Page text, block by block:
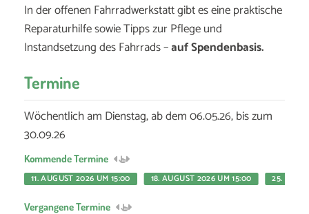
In der offenen Fahrradwerkstatt gibt es eine praktische
Reparaturhilfe sowie Tipps zur Pflege und
Instandsetzung des Fahrrads –auf Spendenbasis.
Termine
Wöchentlich am Dienstag, ab dem 06.05.26, bis zum
30.09.26
Kommende Termine
11. AUGUST 2026 UM 15:00
18. AUGUST 2026 UM 15:00 25.
Vergangene Termine